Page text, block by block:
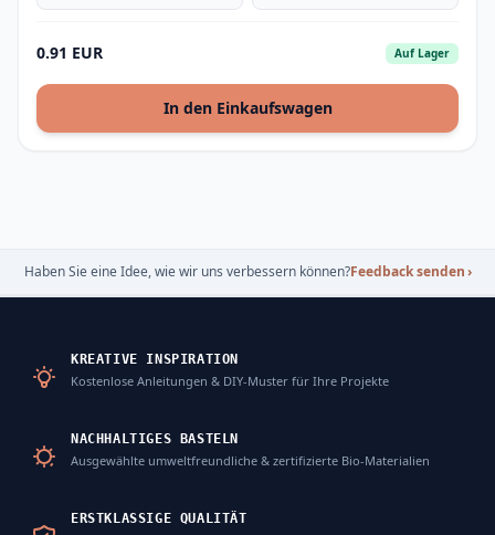
0.91 EUR Auf Lager
In den Einkaufswagen
Haben Sie eine Idee, wie wir uns verbessern können?Feedback senden›
KREATIVE INSPIRATION
Kostenlose Anleitungen & DIY-Muster für Ihre Projekte
NACHHALTIGES BASTELN
Ausgewählte umweltfreundliche & zertifizierte Bio-Materialien
ERSTKLASSIGE QUALITÄT